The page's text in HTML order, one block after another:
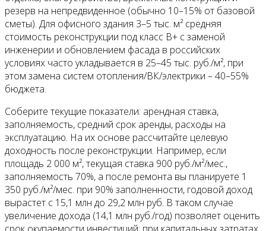
резерв на непредвиденное (обычно 10–15% от базовой
сметы). Для офисного здания 3–5 тыс. м² средняя
стоимость реконструкции под класс B+ с заменой
инженерии и обновлением фасада в российских
условиях часто укладывается в 25–45 тыс. руб./м², при
этом замена систем отопления/ВК/электрики – 40–55%
бюджета.
Соберите текущие показатели: арендная ставка,
заполняемость, средний срок аренды, расходы на
эксплуатацию. На их основе рассчитайте целевую
доходность после реконструкции. Например, если
площадь 2 000 м², текущая ставка 900 руб./м²/мес.,
заполняемость 70%, а после ремонта вы планируете 1
350 руб./м²/мес. при 90% заполненности, годовой доход
вырастет с 15,1 млн до 29,2 млн руб. В таком случае
увеличение дохода (14,1 млн руб./год) позволяет оценить